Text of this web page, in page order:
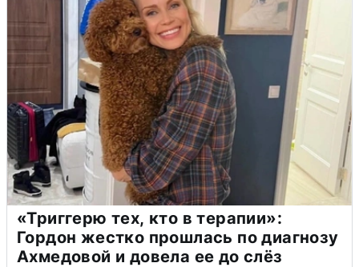
«Триггерю тех, кто в терапии»:
Гордон жестко прошлась по диагнозу
Ахмедовой и довела ее до слёз